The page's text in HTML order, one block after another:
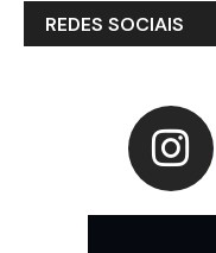
REDES SOCIAIS